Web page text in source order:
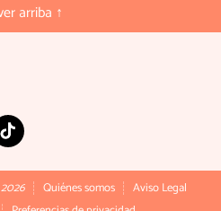
arriba ↑
2026 Quiénes somos
Aviso Legal